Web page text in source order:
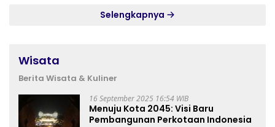
Selengkapnya
Wisata
Berita Wisata & Kuliner
16 September 2025 16:54 WIB
Menuju Kota 2045: Visi Baru
Pembangunan Perkotaan Indonesia